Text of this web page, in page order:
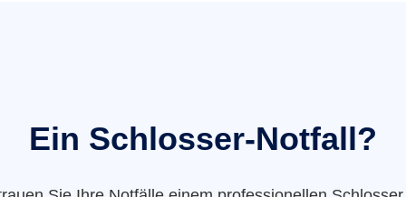
Ein Schlosser-Notfall?